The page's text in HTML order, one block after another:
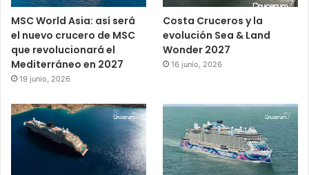
MSC World Asia: así será
el nuevo crucero de MSC
que revolucionará el
Mediterráneo en 2027
19 junio, 2026
Costa Cruceros y la
evolución Sea & Land
Wonder 2027
16 junio, 2026